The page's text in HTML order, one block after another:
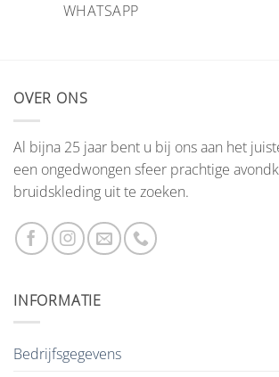
WHATSAPP
OVER ONS
Al bijna 25 jaar bent u bij ons aan het
een ongedwongen sfeer prachtige
bruidskleding uit te zoeken.
INFORMATIE
Bedrijfsgegevens